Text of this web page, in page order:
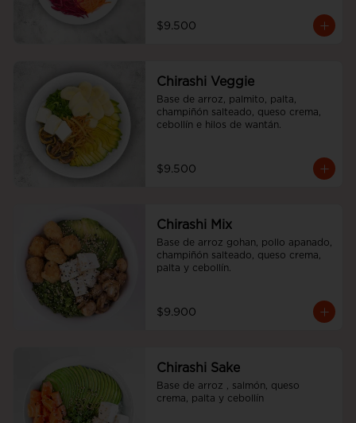
$9.500
Chirashi Veggie
Base de arroz, palmito, palta,
champiñón salteado, queso crema,
cebollín e hilos de wantán.
$9.500
Chirashi Mix
Base de arroz gohan, pollo apanado,
champiñón salteado, queso crema,
palta y cebollín.
$9.900
Chirashi Sake
Base de arroz , salmón, queso
crema, palta y cebollín